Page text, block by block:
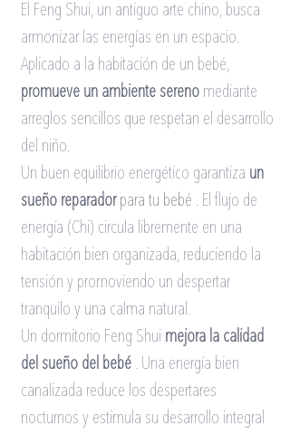
El Feng Shui, un antiguo arte chino, busca
armonizar las energías en un espacio.
Aplicado a la habitación de un bebé,
promueve un ambiente sereno mediante
arreglos sencillos que respetan el desarrollo
del niño.
Un buen equilibrio energético garantiza un
sueño reparador para tu bebé . El flujo de
energía (Chi) circula libremente en una
habitación bien organizada, reduciendo la
tensión y promoviendo un despertar
tranquilo y una calma natural.
Un dormitorio Feng Shui mejora la calidad
del sueño del bebé . Una energía bien
canalizada reduce los despertares
nocturnos y estimula su desarrollo integral